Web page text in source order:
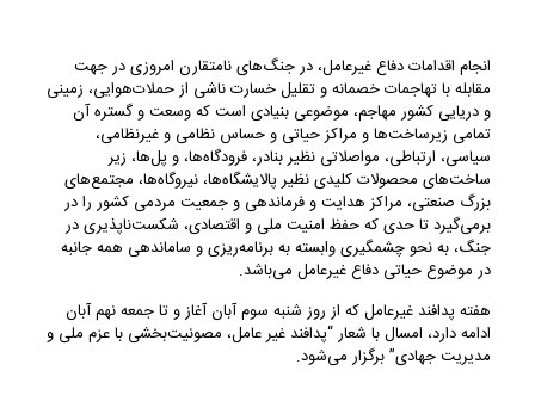
انجام اقدامات دفاع غیرعامل، در جنگ‌های نامتقارن امروزی در جهت
مقابله با تهاجمات خصمانه و تقلیل خسارت ناشی از حملات‌هوایی، زمینی
و دریایی کشور مهاجم، موضوعی بنیادی است که وسعت و گستره آن
تمامی زیرساخت‌ها و مراکز حیاتی و حساس نظامی و غیرنظامی،
سیاسی، ارتباطی، مواصلاتی نظیر بنادر، فرودگاه‌ها، و پل‌ها، زیر
ساخت‌های محصولات کلیدی نظیر پالایشگاه‌ها، نیروگاه‌ها، مجتمع‌های
بزرگ صنعتی، مراکز هدایت و فرماندهی و جمعیت مردمی کشور را در
برمی‌گیرد تا حدی که حفظ امنیت ملی و اقتصادی، شکست‌ناپذیری در
جنگ، به نحو چشمگیری وابسته به برنامه‌ریزی و ساماندهی همه جانبه
در موضوع حیاتی دفاع غیرعامل می‌باشد.
هفته پدافند غیرعامل که از روز شنبه سوم آبان آغاز و تا جمعه نهم آبان
ادامه دارد، امسال با شعار “پدافند غیر عامل، مصونیت‌بخشی با عزم ملی و
مدیریت جهادی” برگزار می‌شود.